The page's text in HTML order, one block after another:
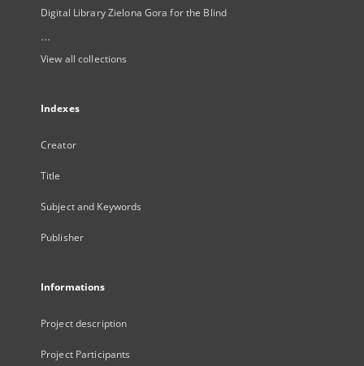
Digital Library Zielona Gora for the Blind
...
View all collections
Indexes
Creator
Title
Subject and Keywords
Publisher
Informations
Project description
Project Participants